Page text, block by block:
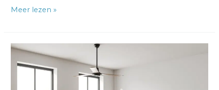
Meer lezen »
Hoe
maak